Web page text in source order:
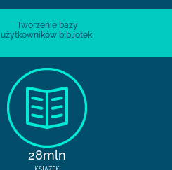
Tworzenie bazy
użytkowników biblioteki
28mln